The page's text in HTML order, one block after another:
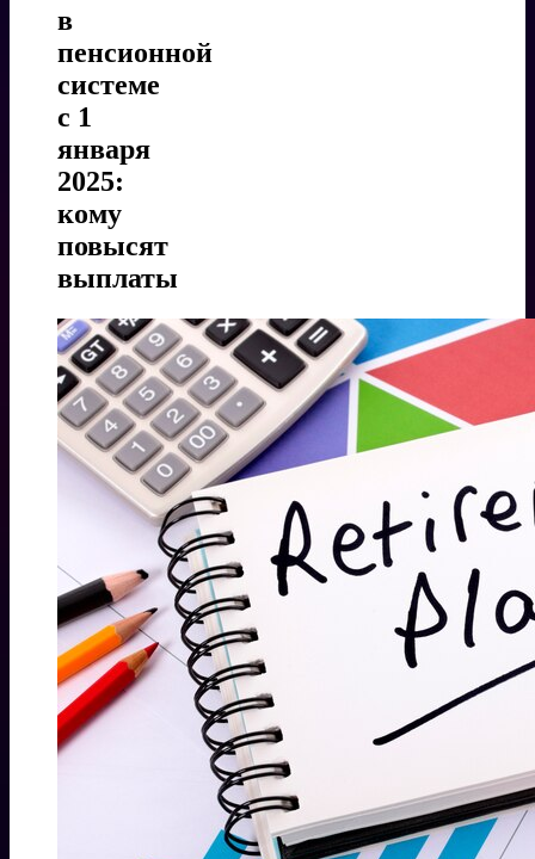
в
пенсионной
системе
с 1
января
2025:
кому
повысят
выплаты